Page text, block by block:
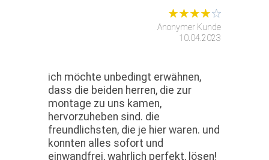
Anonymer Kunde
10.04.2023
ich möchte unbedingt erwähnen,
dass die beiden herren, die zur
montage zu uns kamen,
hervorzuheben sind. die
freundlichsten, die je hier waren. und
konnten alles sofort und
einwandfrei, wahrlich perfekt, lösen!